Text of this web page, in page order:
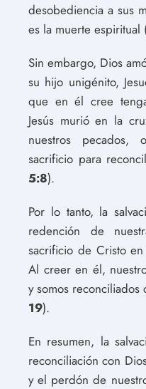
desobediencia a sus
es la muerte espiritual
Sin embargo, Dios
su hijo unigénito,
que en él cree
Jesús murió en la
nuestros pecados,
sacrificio para
5:8).
Por lo tanto, la
redención de
sacrificio de Cristo
Al creer en él,
y somos reconciliados
19).
En resumen, la
reconciliación con
y el perdón de